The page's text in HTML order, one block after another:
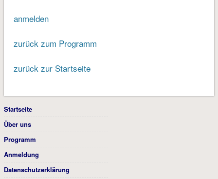
anmelden
zurück zum Programm
zurück zur Startseite
Startseite
Über uns
Programm
Anmeldung
Datenschutzerklärung